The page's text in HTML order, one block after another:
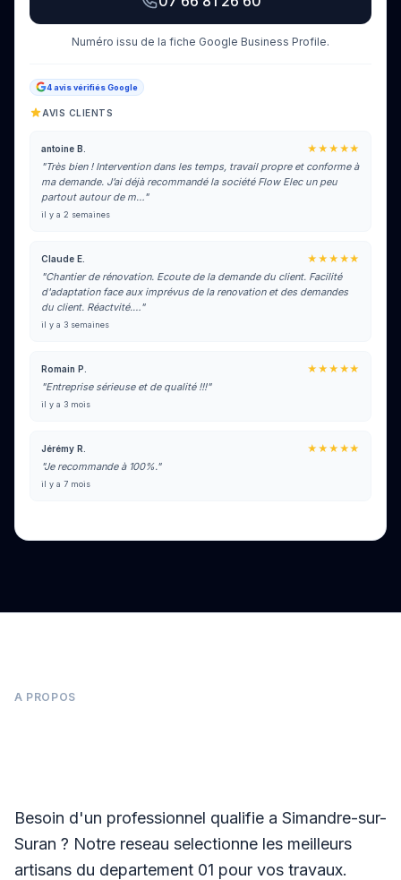
Numéro issu de la fiche Google Business Profile.
4 avis vérifiés Google
AVIS CLIENTS
antoine B.
★★★★★
"Très bien ! Intervention dans les temps, travail propre et conforme à
ma demande. J’ai déjà recommandé la société Flow Elec un peu
partout autour de m…"
il y a 2 semaines
Claude E.
★★★★★
"Chantier de rénovation. Ecoute de la demande du client. Facilité
d'adaptation face aux imprévus de la renovation et des demandes
du client. Réactvité.…"
il y a 3 semaines
Romain P.
★★★★★
"Entreprise sérieuse et de qualité !!!"
il y a 3 mois
Jérémy R.
★★★★★
"Je recommande à 100%."
il y a 7 mois
A PROPOS
Besoin d'un professionnel qualifie a Simandre-sur-
Suran ? Notre reseau selectionne les meilleurs
artisans du departement 01 pour vos travaux.